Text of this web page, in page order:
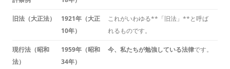
旧法（大正法）
1921年（大正
10年）
これがいわゆる**「旧法」**と呼ば
れるものです。
現行法（昭和
法）
1959年（昭和
34年）
今、私たちが勉強している法律です。